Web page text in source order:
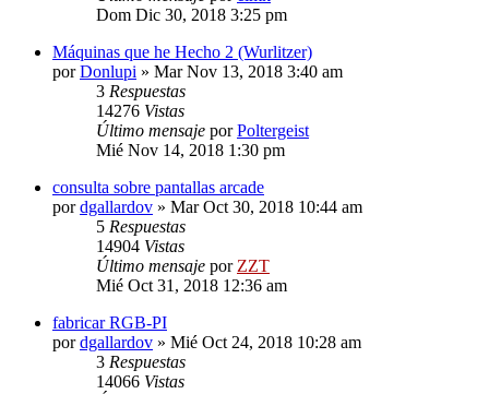
Dom Dic 30, 2018 3:25 pm
Máquinas que he Hecho 2 (Wurlitzer)
porDonlupi » Mar Nov 13, 2018 3:40 am
3 Respuestas
14276 Vistas
Último mensaje porPoltergeist
Mié Nov 14, 2018 1:30 pm
consulta sobre pantallas arcade
pordgallardov » Mar Oct 30, 2018 10:44 am
5 Respuestas
14904 Vistas
Último mensaje por ZZT
Mié Oct 31, 2018 12:36 am
fabricar RGB-PI
pordgallardov » Mié Oct 24, 2018 10:28 am
3 Respuestas
14066 Vistas